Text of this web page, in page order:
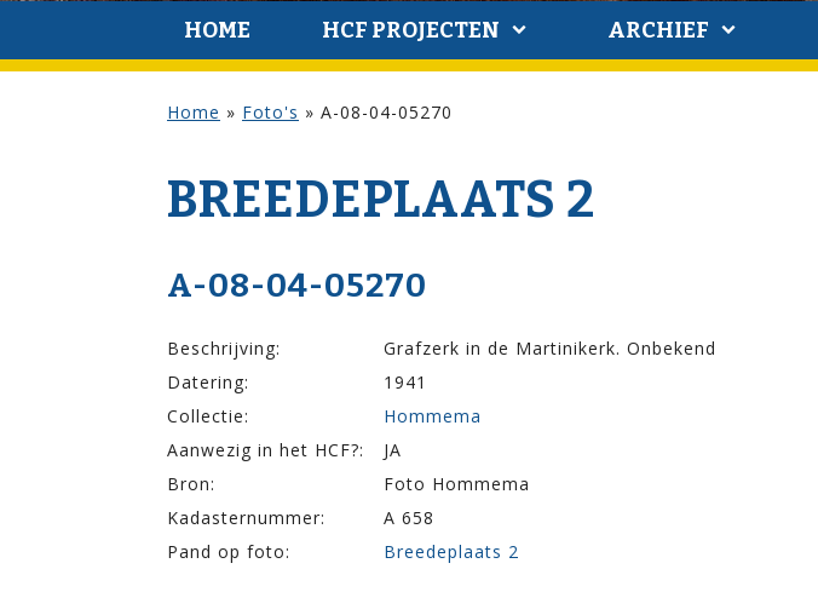
HOME HCF PROJECTEN ARCHIEF
Home » Foto's » A-08-04-05270
BREEDEPLAATS 2
A-08-04-05270
Beschrijving:
Grafzerk in de Martinikerk. Onbekend
Datering:
1941
Collectie:
Hommema
Aanwezig in het HCF?:
JA
Bron:
Foto Hommema
Kadasternummer:
A 658
Pand op foto:
Breedeplaats 2